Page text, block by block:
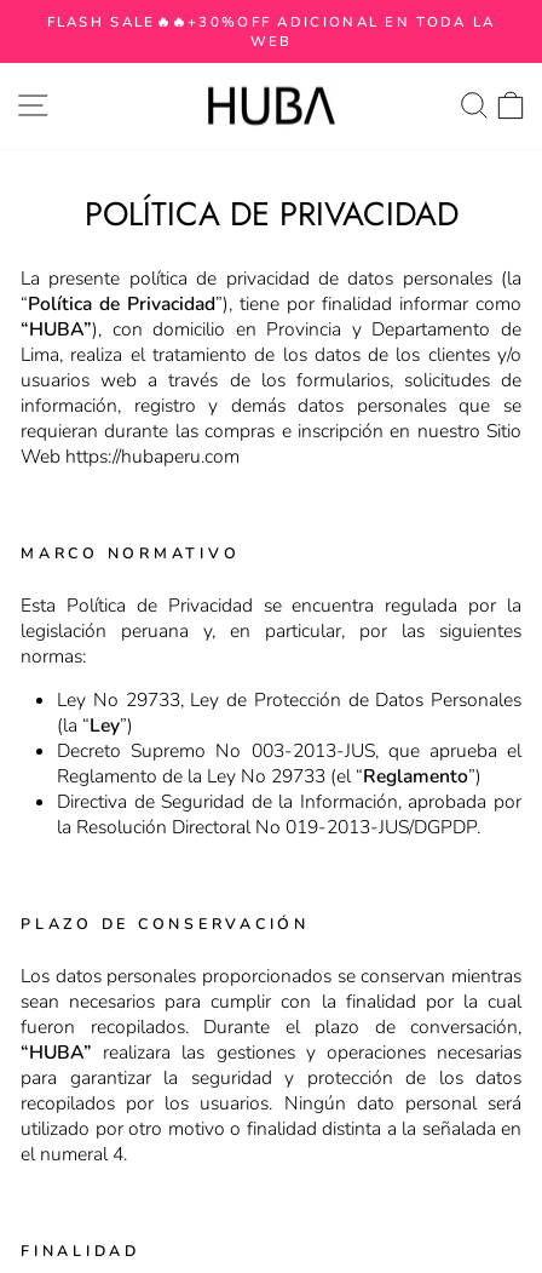
al
diapositivas
FLASH SALE🔥🔥+30%OFF ADICIONAL EN TODA LA
WEB
POLÍTICA DE PRIVACIDAD
La presente política de privacidad de datos personales (la
“Política de Privacidad”), tiene por finalidad informar como
“HUBA”), con domicilio en Provincia y Departamento de
Lima, realiza el tratamiento de los datos de los clientes y/o
usuarios web a través de los formularios, solicitudes de
información, registro y demás datos personales que se
requieran durante las compras e inscripción en nuestro Sitio
Web https://hubaperu.com
MARCO NORMATIVO
Esta Política de Privacidad se encuentra regulada por la
legislación peruana y, en particular, por las siguientes
normas:
Ley No 29733, Ley de Protección de Datos Personales
(la “Ley”)
Decreto Supremo No 003-2013-JUS, que aprueba el
Reglamento de la Ley No 29733 (el “Reglamento”)
Directiva de Seguridad de la Información, aprobada por
la Resolución Directoral No 019-2013-JUS/DGPDP.
PLAZO DE CONSERVACIÓN
Los datos personales proporcionados se conservan mientras
sean necesarios para cumplir con la finalidad por la cual
fueron recopilados. Durante el plazo de conversación,
“HUBA” realizara las gestiones y operaciones necesarias
para garantizar la seguridad y protección de los datos
recopilados por los usuarios. Ningún dato personal será
utilizado por otro motivo o finalidad distinta a la señalada en
el numeral 4.
FINALIDAD